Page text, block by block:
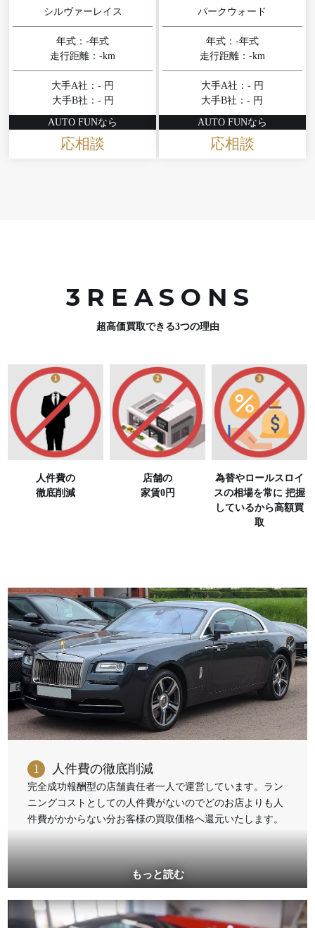
シルヴァーレイス
年式：-年式
走行距離：-km
大手A社：- 円
大手B社：- 円
AUTO FUNなら
応相談
パークウォード
年式：-年式
走行距離：-km
大手A社：- 円
大手B社：- 円
AUTO FUNなら
応相談
3REASON S
超高価買取できる3つの理由
人件費の
徹底削減
店舗の
家賃0円
為替やロールスロイ
スの相場を常に把握
しているから高額買
取
1 人件費の徹底削減
完全成功報酬型の店舗責任者一人で運営しています。ラン
ニングコストとしての人件費がないのでどのお店よりも人
件費がかからない分お客様の買取価格へ還元いたします。